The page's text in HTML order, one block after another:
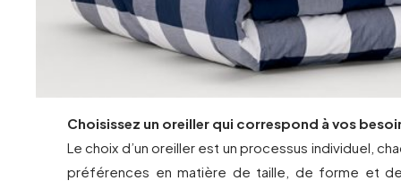
Choisissez un oreiller qui correspond à vos
Le choix d’un oreiller est un processus individuel,
préférences en matière de taille, de forme et